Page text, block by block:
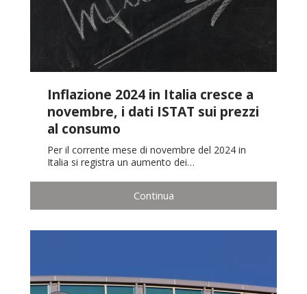
Inflazione 2024 in Italia cresce a
novembre, i dati ISTAT sui prezzi
al consumo
Per il corrente mese di novembre del 2024 in
Italia si registra un aumento dei…
Continua